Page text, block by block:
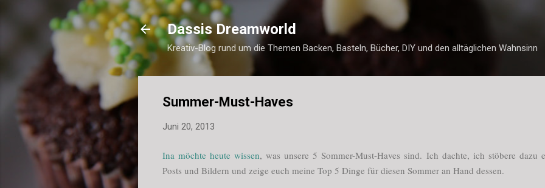
Direkt zum Hauptbereich
Dassis Dreamworld
Kreativ-Blog rund um die Themen Backen, Basteln, Bücher, DIY und den alltäglichen Wahnsinn
Summer-Must-Haves
Juni 20, 2013
Ina möchte heute wissen, was unsere 5 Sommer-Must-Haves sind. Ich dachte, ich stöbere dazu
Posts und Bildern und zeige euch meine Top 5 Dinge für diesen Sommer an Hand dessen.